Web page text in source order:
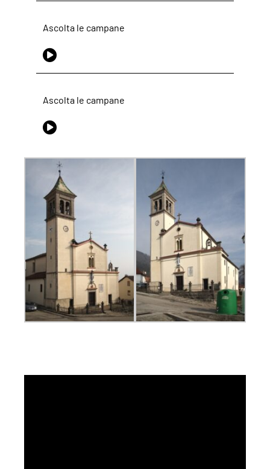
Ascolta le campane
Ascolta le campane